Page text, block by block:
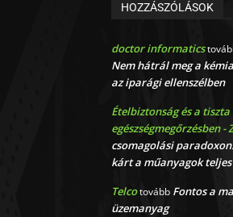
HOZZÁSZÓLÁSOK
doctor informatics
Nem hátrál meg a
az iparági ellenszélben
Ételbiztonság és a
egészségmegőrzésben -
csomagolási
kárt a műanyagok teljes
Telcotovább Fontos a
üzemanyag